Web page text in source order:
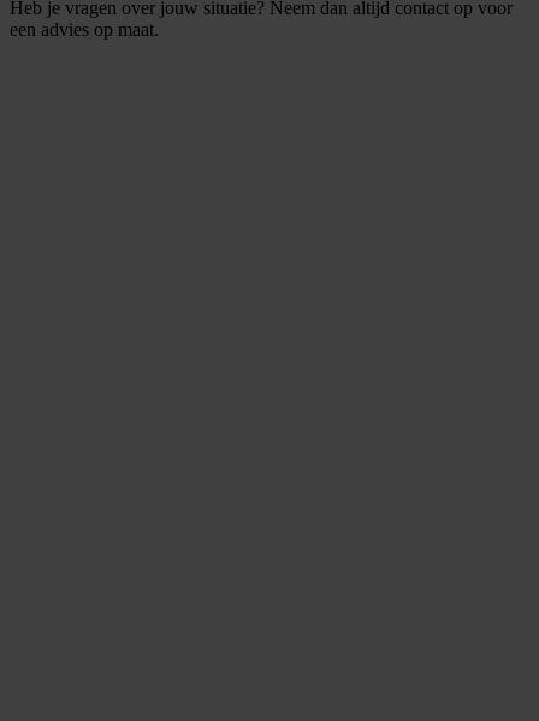
Heb je vragen over jouw situatie? Neem dan altijd contact op voor
een advies op maat.